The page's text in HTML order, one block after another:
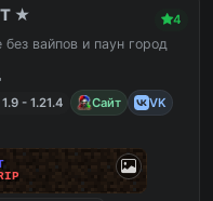
★ 4
вайпов и паун город
- 1.21.4 Сайт
VK